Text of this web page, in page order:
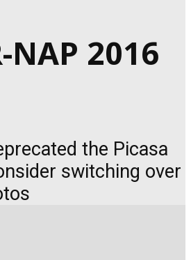
NAP 2016
the Picasa
switching over